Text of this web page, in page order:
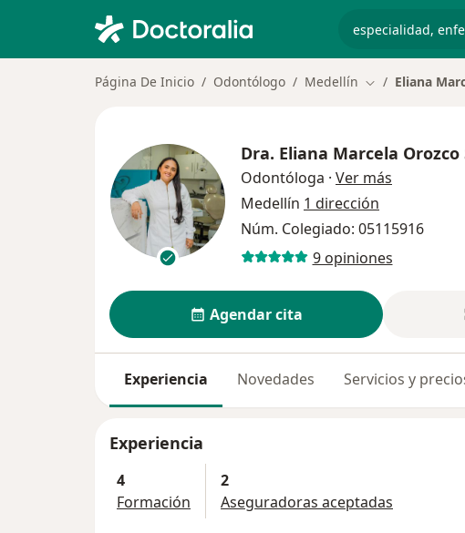
Página De Inicio Odontólogo Medellín Cambiar de
Eliana
Dra. Eliana Marcela Orozco
Odontóloga · Ver más
Medellín 1 dirección
Núm. Colegiado: 05115916
9 opiniones
Agendar cita
Experiencia Novedades Servicios y
Experiencia
4
Formación
2
Aseguradoras aceptadas